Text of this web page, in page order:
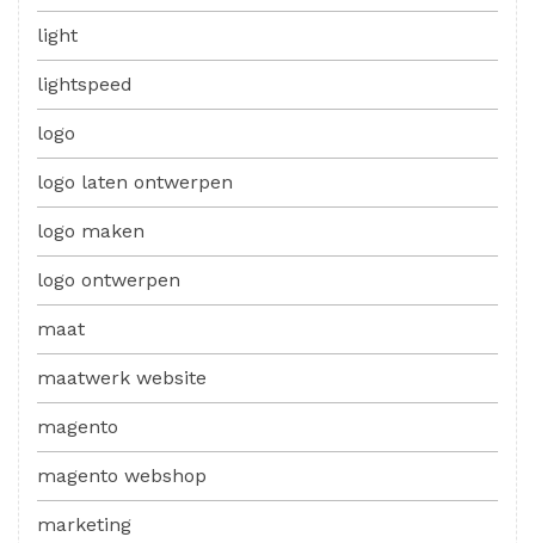
light
lightspeed
logo
logo laten ontwerpen
logo maken
logo ontwerpen
maat
maatwerk website
magento
magento webshop
marketing